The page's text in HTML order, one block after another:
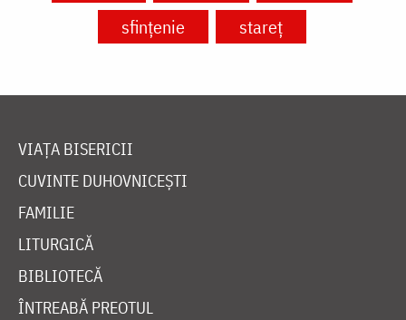
sfințenie
stareț
VIAȚA BISERICII
CUVINTE DUHOVNICEȘTI
FAMILIE
LITURGICĂ
BIBLIOTECĂ
ÎNTREABĂ PREOTUL